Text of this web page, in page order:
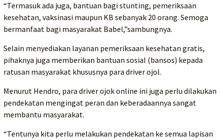
“Termasuk ada juga, bantuan bagi stunting, pemeriksaan
kesehatan, vaksinasi maupun KB sebanyak 20 orang. Semoga
bermanfaat bagi masyarakat Babel,”sambungnya.
Selain menyediakan layanan pemeriksaan kesehatan gratis,
pihaknya juga memberikan bantuan sosial (bansos) kepada
ratusan masyarakat khususnya para driver ojol.
Menurut Hendro, para driver ojok online ini juga perlu dilakukan
pendekatan mengingat peran dan keberadaannya sangat
membantu masyarakat.
“Tentunya kita perlu melakukan pendekatan ke semua lapisan